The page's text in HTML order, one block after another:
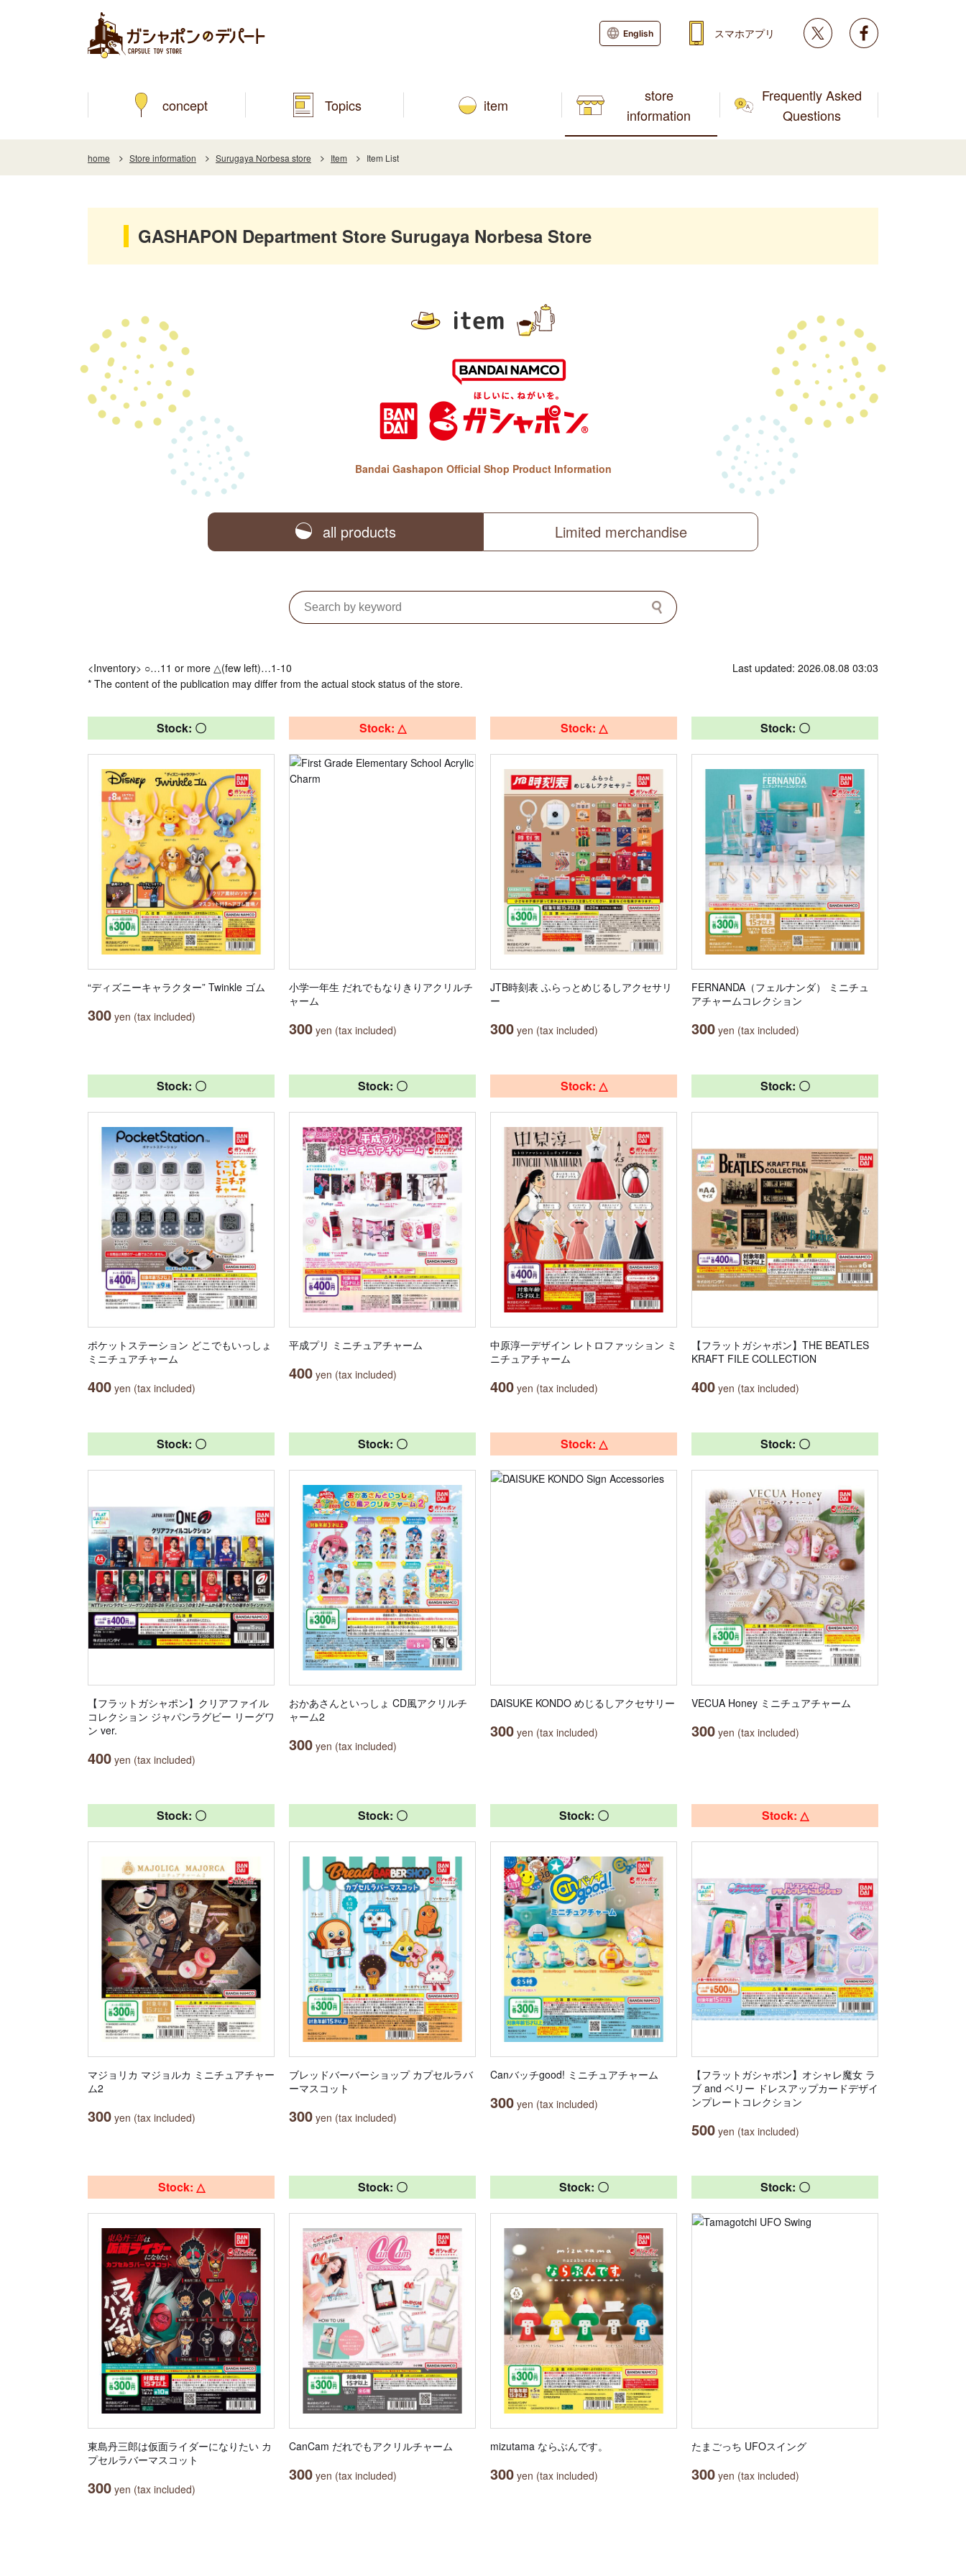
concept Topics item
store
information
Frequently Asked
Questions
English スマホアプリ Twitter
home Store information Surugaya Norbesa store Item Item List
GASHAPON Department Store Surugaya Norbesa Store
item
Bandai Gashapon Official Shop Product Information
all products Limited merchandise
<Inventory> ○…11 or more △(few left)…1-10
* The content of the publication may differ from the actual stock status of the store.
Last updated: 2026.08.08 03:03
Stock: 〇
“ディズニーキャラクター” Twinkle ゴム
300 yen (tax included)
Stock: △
小学一年生 だれでもなりきりアクリルチ
ャーム
300 yen (tax included)
Stock: △
JTB時刻表 ふらっとめじるしアクセサリ
ー
300 yen (tax included)
Stock: 〇
FERNANDA（フェルナンダ） ミニチュ
アチャームコレクション
300 yen (tax included)
Stock: 〇
ポケットステーション どこでもいっしょ
ミニチュアチャーム
400 yen (tax included)
Stock: 〇
平成プリ ミニチュアチャーム
400 yen (tax included)
Stock: △
中原淳一デザイン レトロファッション ミ
ニチュアチャーム
400 yen (tax included)
Stock: 〇
【フラットガシャポン】THE BEATLES
KRAFT FILE COLLECTION
400 yen (tax included)
Stock: 〇
【フラットガシャポン】クリアファイル
コレクション ジャパンラグビー リーグワ
ン ver.
400 yen (tax included)
Stock: 〇
おかあさんといっしょ CD風アクリルチ
ャーム2
300 yen (tax included)
Stock: △
DAISUKE KONDO めじるしアクセサリー
300 yen (tax included)
Stock: 〇
VECUA Honey ミニチュアチャーム
300 yen (tax included)
Stock: 〇
マジョリカ マジョルカ ミニチュアチャー
ム2
300 yen (tax included)
Stock: 〇
ブレッドバーバーショップ カプセルラバ
ーマスコット
300 yen (tax included)
Stock: 〇
Canバッチgood! ミニチュアチャーム
300 yen (tax included)
Stock: △
【フラットガシャポン】オシャレ魔女 ラ
ブ and ベリー ドレスアップカードデザイ
ンプレートコレクション
500 yen (tax included)
Stock: △
東島丹三郎は仮面ライダーになりたい カ
プセルラバーマスコット
300 yen (tax included)
Stock: 〇
CanCam だれでもアクリルチャーム
300 yen (tax included)
Stock: 〇
mizutama ならぶんです。
300 yen (tax included)
Stock: 〇
たまごっち UFOスイング
300 yen (tax included)